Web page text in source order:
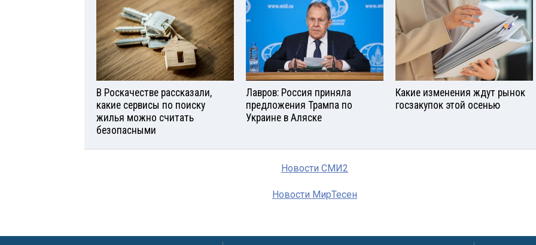
В Роскачестве рассказали,
какие сервисы по поиску
жилья можно считать
безопасными
Лавров: Россия приняла
предложения Трампа по
Украине в Аляске
Какие изменения ждут рынок
госзакупок этой осенью
Новости СМИ2
Новости МирТесен